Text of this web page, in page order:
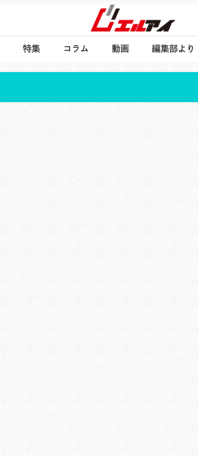
特集 コラム 動画 編集部より